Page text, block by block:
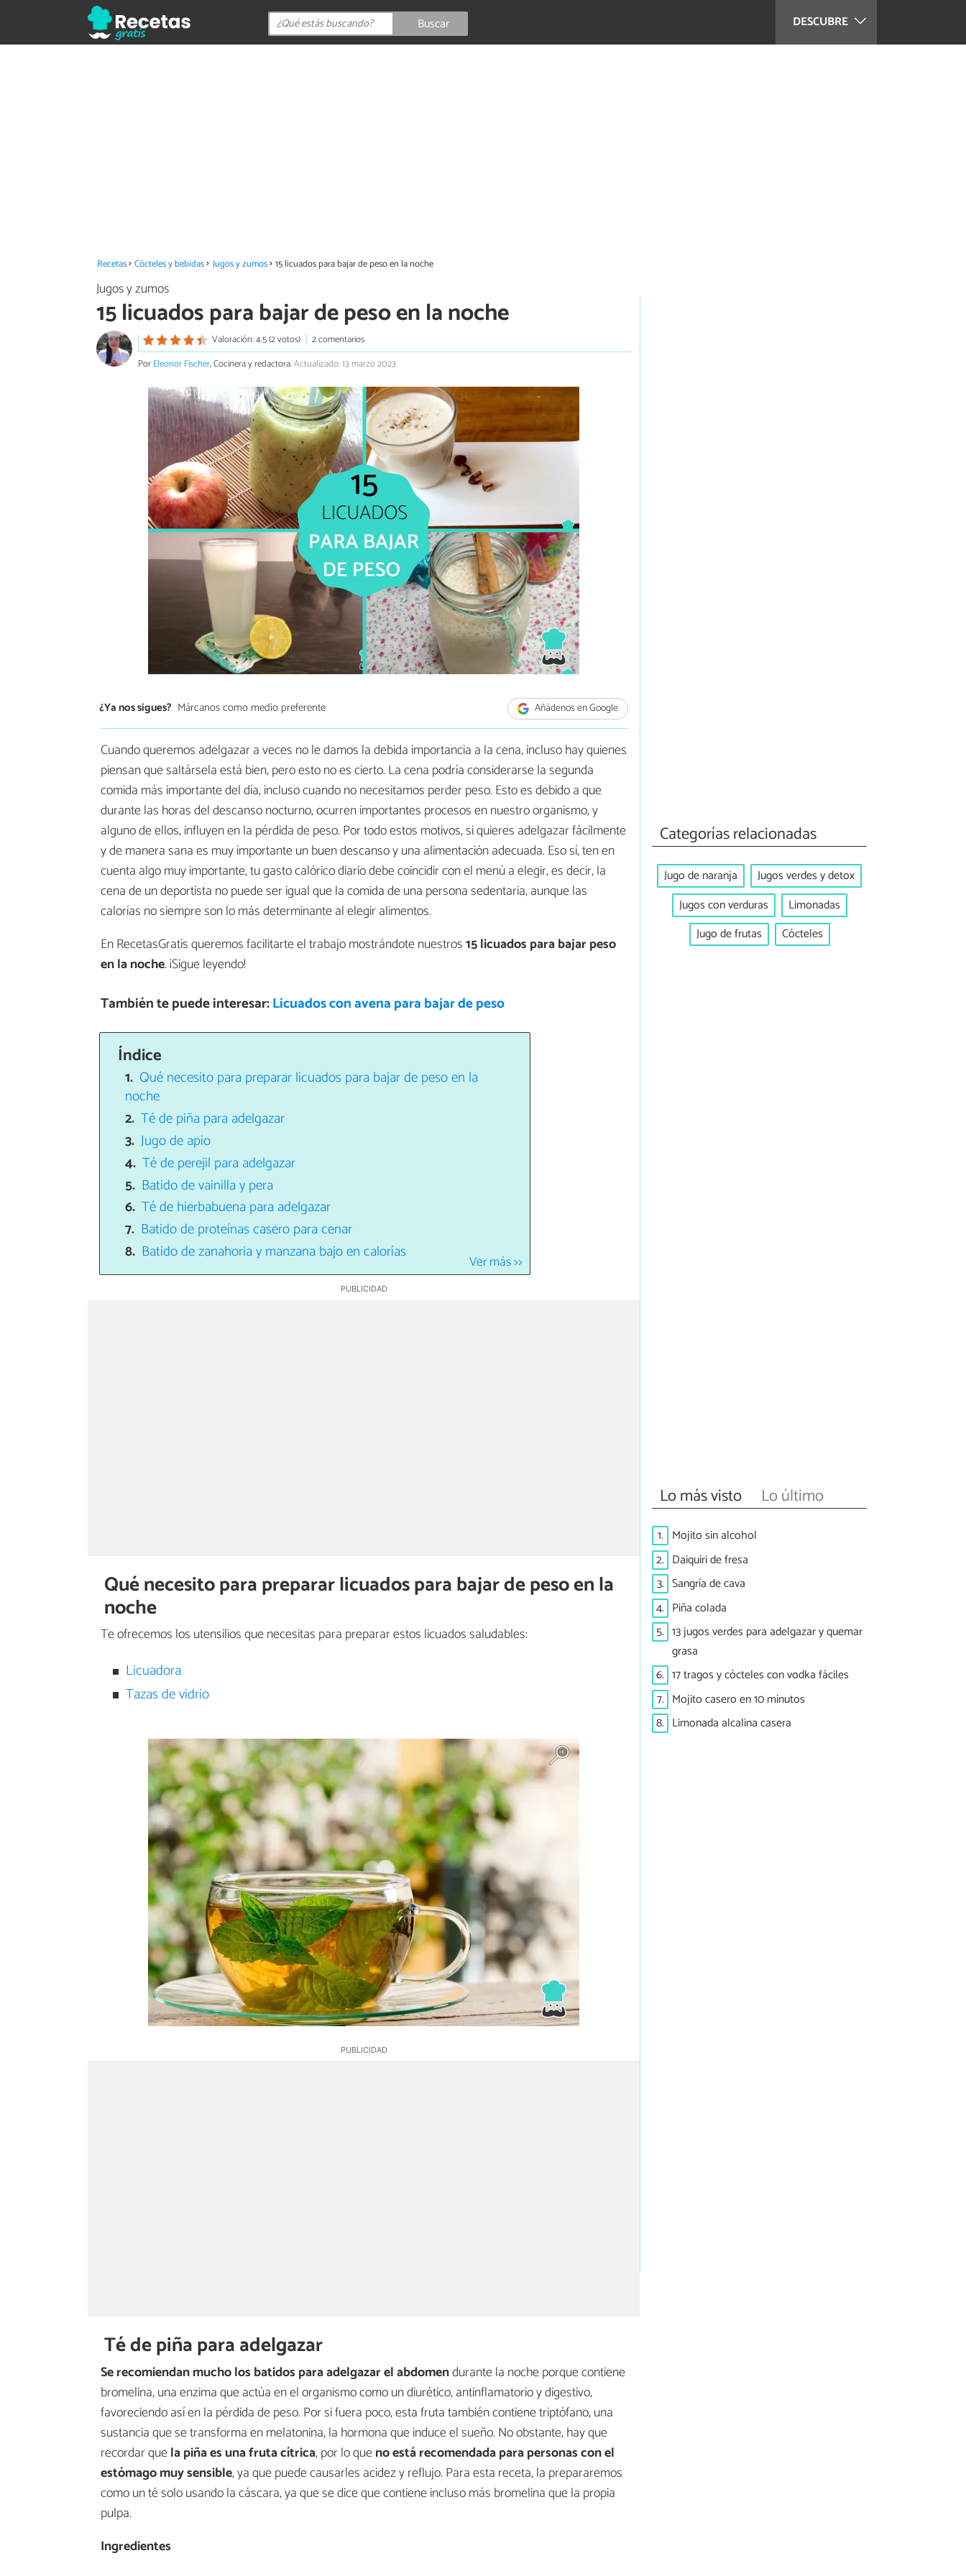
DESCUBRE
Buscar
Recetas Cócteles y bebidas Jugos y zumos 15 licuados para bajar de peso en la noche
Jugos y zumos
15 licuados para bajar de peso en la noche
Valoración: 4.5 (2 votos)
2 comentarios
PorEleonor Fischer, Cocinera y redactora.Actualizado: 13 marzo 2023
¿Ya nos sigues? Márcanos como medio preferente Añádenos en Google
Cuando queremos adelgazar a veces no le damos la debida importancia a la cena, incluso hay quienes
piensan que saltársela está bien, pero esto no es cierto. La cena podría considerarse la segunda
comida más importante del día, incluso cuando no necesitamos perder peso. Esto es debido a que
durante las horas del descanso nocturno, ocurren importantes procesos en nuestro organismo, y
alguno de ellos, influyen en la pérdida de peso. Por todo estos motivos, si quieres adelgazar fácilmente
y de manera sana es muy importante un buen descanso y una alimentación adecuada. Eso sí, ten en
cuenta algo muy importante, tu gasto calórico diario debe coincidir con el menú a elegir, es decir, la
cena de un deportista no puede ser igual que la comida de una persona sedentaria, aunque las
calorías no siempre son lo más determinante al elegir alimentos.
En RecetasGratis queremos facilitarte el trabajo mostrándote nuestros15licuados para bajar peso
en la noche. ¡Sigue leyendo!
También te puede interesar:Licuados con avena para bajar de peso
Índice
Qué necesito para preparar licuados para bajar de peso en la
noche
Té de piña para adelgazar
Jugo de apio
Té de perejil para adelgazar
Batido de vainilla y pera
Té de hierbabuena para adelgazar
Batido de proteínas casero para cenar
Batido de zanahoria y manzana bajo en calorías
Ver más >>
Qué necesito para preparar licuados para bajar de peso en la
noche
Te ofrecemos los utensilios que necesitas para preparar estos licuados saludables:
Licuadora
Tazas de vidrio
Té de piña para adelgazar
Se recomiendan mucho los batidos para adelgazar el abdomendurante la noche porque contiene
bromelina, una enzima que actúa en el organismo como un diurético, antinflamatorio y digestivo,
favoreciendo así en la pérdida de peso. Por si fuera poco, esta fruta también contiene triptófano, una
sustancia que se transforma en melatonina, la hormona que induce el sueño. No obstante, hay que
recordar quela piña es una fruta cítrica, por lo queno está recomendada para personas con el
estómago muy sensible, ya que puede causarles acidez y reflujo. Para esta receta, la prepararemos
como un té solo usando la cáscara, ya que se dice que contiene incluso más bromelina que la propia
pulpa.
Ingredientes
Categorías relacionadas
Jugo de naranja
Jugos verdes y detox
Jugos con verduras
Limonadas
Jugo de frutas
Cócteles
Lo más visto Lo último
1. Mojito sin alcohol
2. Daiquiri de fresa
3. Sangría de cava
4. Piña colada
5. 13 jugos verdes para adelgazar y quemar
grasa
6. 17 tragos y cócteles con vodka fáciles
7. Mojito casero en 10 minutos
8. Limonada alcalina casera